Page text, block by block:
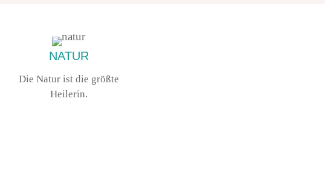
NATUR
Die Natur ist die größte
Heilerin.